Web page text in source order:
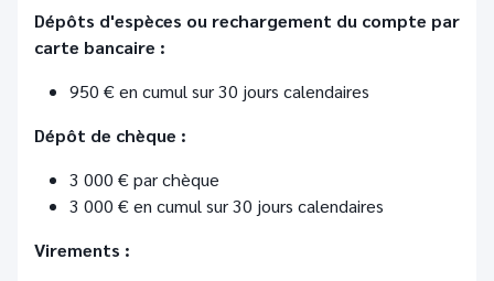
Dépôts d'espèces ou rechargement du compte par
carte bancaire :
950 € en cumul sur 30 jours calendaires
Dépôt de chèque :
3 000 € par chèque
3 000 € en cumul sur 30 jours calendaires
Virements :